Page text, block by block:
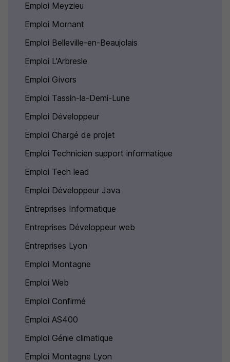
Emploi Meyzieu
Emploi Mornant
Emploi Belleville-en-Beaujolais
Emploi L'Arbresle
Emploi Givors
Emploi Tassin-la-Demi-Lune
Emploi Développeur
Emploi Chargé de projet
Emploi Technicien support informatique
Emploi Tech lead
Emploi Développeur Java
Entreprises Informatique
Entreprises Développeur web
Entreprises Lyon
Emploi Montagne
Emploi Web
Emploi Confirmé
Emploi AS400
Emploi Génie climatique
Emploi Montagne Lyon